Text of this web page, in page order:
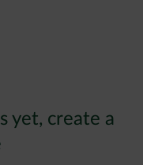
yet, create a